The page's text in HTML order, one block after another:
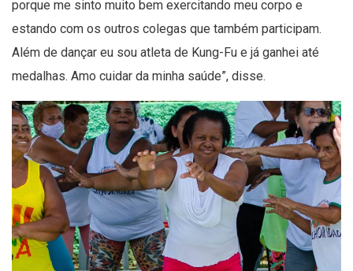
porque me sinto muito bem exercitando meu corpo e
estando com os outros colegas que também participam.
Além de dançar eu sou atleta de Kung-Fu e já ganhei até
medalhas. Amo cuidar da minha saúde”, disse.